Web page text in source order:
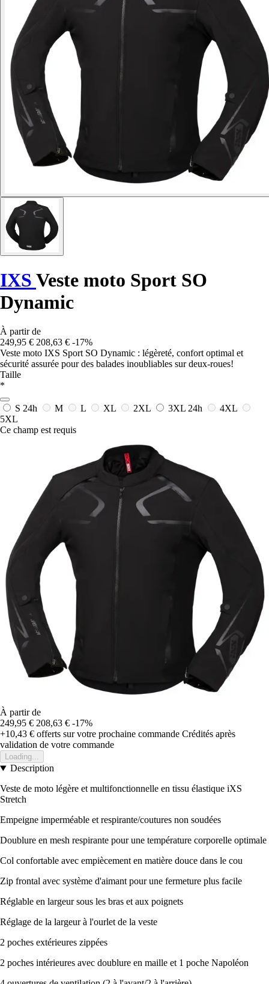
IXS Veste moto Sport SO
Dynamic
À partir de
249,95 € 208,63 € -17%
Veste moto IXS Sport SO Dynamic : légèreté, confort optimal et
sécurité assurée pour des balades inoubliables sur deux-roues!
Taille
*
S 24h M L XL 2XL 3XL 24h
4XL
5XL
Ce champ est requis
À partir de
249,95 € 208,63 € -17%
+10,43 € offerts sur votre prochaine commande Crédités après
validation de votre commande
Loading...
Description
Veste de moto légère et multifonctionnelle en tissu élastique iXS
Stretch
Empeigne imperméable et respirante/coutures non soudées
Doublure en mesh respirante pour une température corporelle optimale
Col confortable avec empiècement en matière douce dans le cou
Zip frontal avec système d'aimant pour une fermeture plus facile
Réglable en largeur sous les bras et aux poignets
Réglage de la largeur à l'ourlet de la veste
2 poches extérieures zippées
2 poches intérieures avec doublure en maille et 1 poche Napoléon